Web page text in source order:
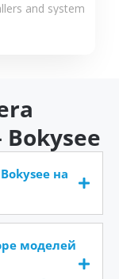
and system
Bokysee
на
моделей